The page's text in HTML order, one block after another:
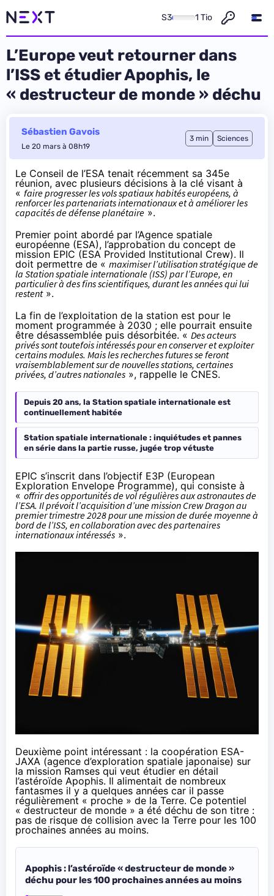
S3 1 Tio
L’Europe veut retourner dans
l’ISS et étudier Apophis, le
« destructeur de monde » déchu
Sébastien Gavois
Le 20 mars à 08h19
3 min Sciences
Le Conseil de l’ESA tenait récemment sa 345e
réunion, avec plusieurs décisions à la clé visant à
« faire progresser les vols spatiaux habités européens, à
renforcer les partenariats internationaux et à améliorer les
capacités de défense planétaire ».
Premier point abordé par l’Agence spatiale
européenne (ESA), l’approbation du concept de
mission EPIC (ESA Provided Institutional Crew). Il
doit permettre de « maximiser l’utilisation stratégique de
la Station spatiale internationale (ISS) par l’Europe, en
particulier à des fins scientifiques, durant les années qui lui
restent».
La fin de l’exploitation de la station est pour le
moment programmée à 2030 ; elle pourrait ensuite
être désassemblée puis désorbitée. « Des acteurs
privés sont toutefois intéressés pour en conserver et exploiter
certains modules. Mais les recherches futures se feront
vraisemblablement sur de nouvelles stations, certaines
privées, d’autres nationales », rappelle le CNES.
Depuis 20 ans, la Station spatiale internationale est
continuellement habitée
Station spatiale internationale : inquiétudes et pannes
en série dans la partie russe, jugée trop vétuste
EPIC s’inscrit dans l’objectif E3P (European
Exploration Envelope Programme), qui consiste à
« offrir des opportunités de vol régulières aux astronautes de
l’ESA. Il prévoit l’acquisition d’une mission Crew Dragon au
premier trimestre 2028 pour une mission de durée moyenne à
bord de l’ISS, en collaboration avec des partenaires
internationaux intéressés ».
Deuxième point intéressant : la coopération ESA-
JAXA (agence d’exploration spatiale japonaise) sur
la mission Ramses qui veut étudier en détail
l’astéroïde Apophis. Il alimentait de nombreux
fantasmes il y a quelques années car il passe
régulièrement « proche » de la Terre. Ce potentiel
« destructeur de monde » a été déchu de son titre :
pas de risque de collision avec la Terre pour les 100
prochaines années au moins.
Apophis : l’astéroïde « destructeur de monde »
déchu pour les 100 prochaines années au moins